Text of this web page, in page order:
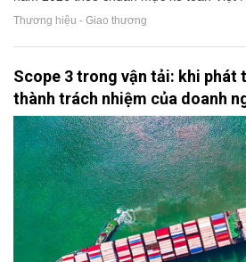
Thương hiệu - Giao thương
Scope 3 trong vận tải: khi phát
thành trách nhiệm của doanh